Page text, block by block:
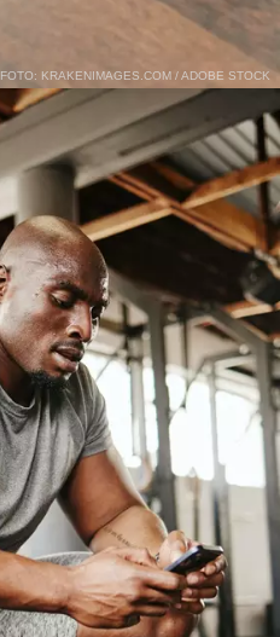
FOTO: KRAKENIMAGES.COM / ADOBE STOCK